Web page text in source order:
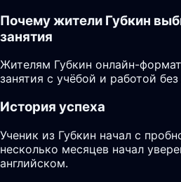
Почему жители Губкин
занятия
Жителям Губкин онлайн-
занятия с учёбой и работой
История успеха
Ученик из Губкин начал с
несколько месяцев начал
английском.